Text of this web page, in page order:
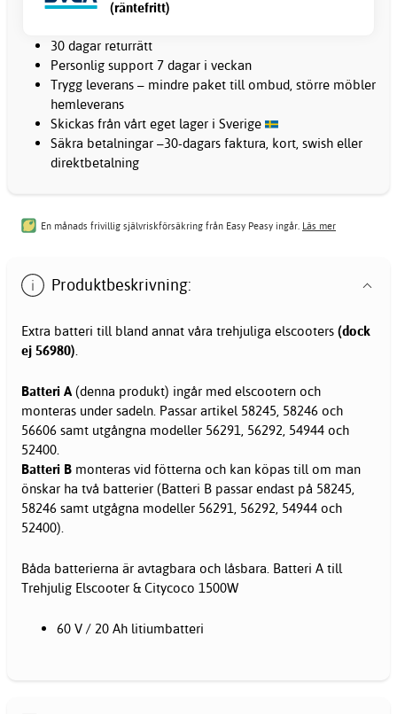
(räntefritt)
30 dagar returrätt
Personlig support 7 dagar i veckan
Trygg leverans – mindre paket till ombud, större möbler
hemleverans
Skickas från vårt eget lager i Sverige
Säkra betalningar –30-dagars faktura, kort, swish eller
direktbetalning
En månads frivillig självriskförsäkring från Easy Peasy ingår. Läs mer
Produktbeskrivning:
Extra batteri till bland annat våra trehjuliga elscooters (dock
ej 56980)
Batteri A (denna produkt) ingår med elscootern och
monteras under sadeln. Passar artikel 58245, 58246 och
56606 samt utgångna modeller 56291, 56292, 54944 och
52400.
Batteri B monteras vid fötterna och kan köpas till om man
önskar ha två batterier (Batteri B passar endast på 58245,
58246 samt utgågna modeller 56291, 56292, 54944 och
52400).
Båda batterierna är avtagbara och låsbara. Batteri A till
Trehjulig Elscooter & Citycoco 1500W
60 V / 20 Ah litiumbatteri